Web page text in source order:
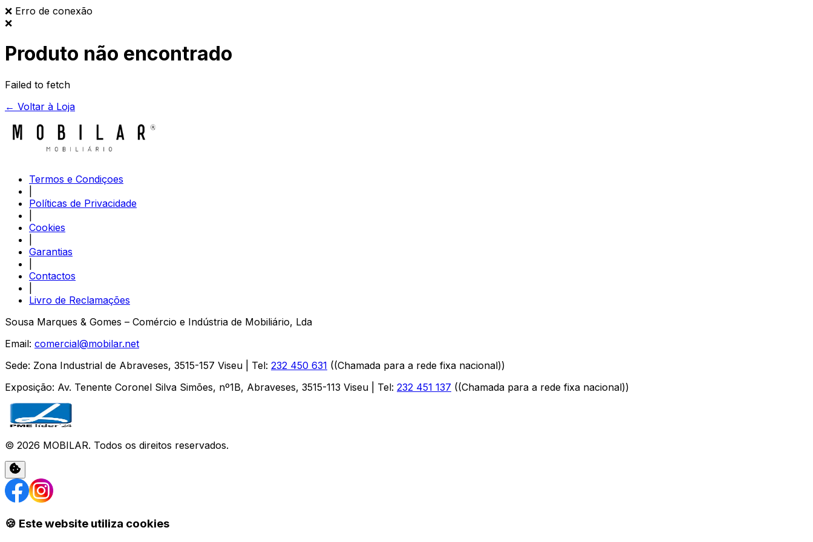
❌ Erro de conexão
❌
Produto não encontrado
Failed to fetch
← Voltar à Loja
Termos e Condiçoes
Políticas de Privacidade
Cookies
Garantias
Contactos
Livro de Reclamações
Sousa Marques & Gomes – Comércio e Indústria de Mobiliário, Lda
Email: comercial@mobilar.net
Sede: Zona Industrial de Abraveses, 3515-157 Viseu | Tel: 232 450 631 ((Chamada para a rede fixa nacional))
Exposição: Av. Tenente Coronel Silva Simões, nº1B, Abraveses, 3515-113 Viseu | Tel: 232 451 137 ((Chamada para a rede fixa nacional))
© 2026 MOBILAR. Todos os direitos reservados.
🍪 Este website utiliza cookies